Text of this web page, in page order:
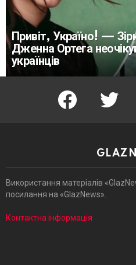
Привіт, Україно! —
Дженна Ортега
українців
facebook twitter
Використання матеріалів
посилання на «GlazNews».
Контактна інформація